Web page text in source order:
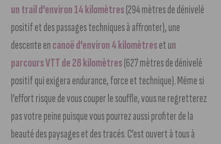
un trail d’environ 14 kilomètres(294 mètres de dénivelé
positif et des passages techniques à affronter), une
descente encanoë d’environ 4 kilomètreset un
parcours VTT de 28 kilomètres(627 mètres de dénivelé
positif qui exigera endurance, force et technique). Même si
l’effort risque de vous couper le souffle, vous ne regretterez
pas votre peine puisque vous pourrez aussi profiter de la
beauté des paysages et des tracés. C’est ouvert à tous à